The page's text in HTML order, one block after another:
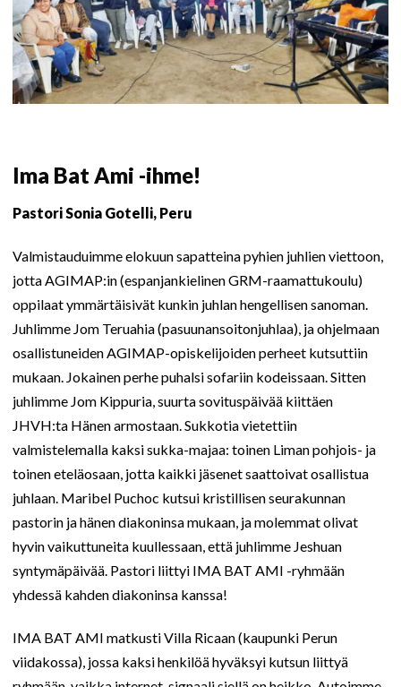
Ima Bat Ami -ihme!
Pastori Sonia Gotelli, Peru
Valmistauduimme elokuun sapatteina pyhien juhlien viettoon,
jotta AGIMAP:in (espanjankielinen GRM-raamattukoulu)
oppilaat ymmärtäisivät kunkin juhlan hengellisen sanoman.
Juhlimme Jom Teruahia (pasuunansoitonjuhlaa), ja ohjelmaan
osallistuneiden AGIMAP-opiskelijoiden perheet kutsuttiin
mukaan. Jokainen perhe puhalsi sofariin kodeissaan. Sitten
juhlimme Jom Kippuria, suurta sovituspäivää kiittäen
JHVH:ta Hänen armostaan. Sukkotia vietettiin
valmistelemalla kaksi sukka-majaa: toinen Liman pohjois- ja
toinen eteläosaan, jotta kaikki jäsenet saattoivat osallistua
juhlaan. Maribel Puchoc kutsui kristillisen seurakunnan
pastorin ja hänen diakoninsa mukaan, ja molemmat olivat
hyvin vaikuttuneita kuullessaan, että juhlimme Jeshuan
syntymäpäivää. Pastori liittyi IMA BAT AMI -ryhmään
yhdessä kahden diakoninsa kanssa!
IMA BAT AMI matkusti Villa Ricaan (kaupunki Perun
viidakossa), jossa kaksi henkilöä hyväksyi kutsun liittyä